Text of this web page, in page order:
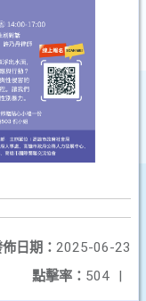
日期： 2025-06-23
點擊率： 504 |